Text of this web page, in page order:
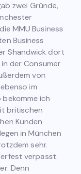
zwei Gründe,
MMU Business
Business
Shandwick dort
der Consumer
von
im
bekomme ich
britischen
Kunden
in München
sehr.
verpasst.
Denn